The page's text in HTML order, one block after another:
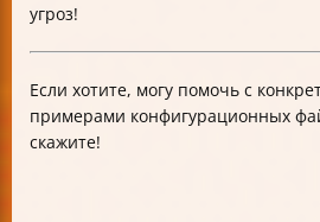
угроз!
Если хотите, могу помочь с
примерами конфигурационных
скажите!